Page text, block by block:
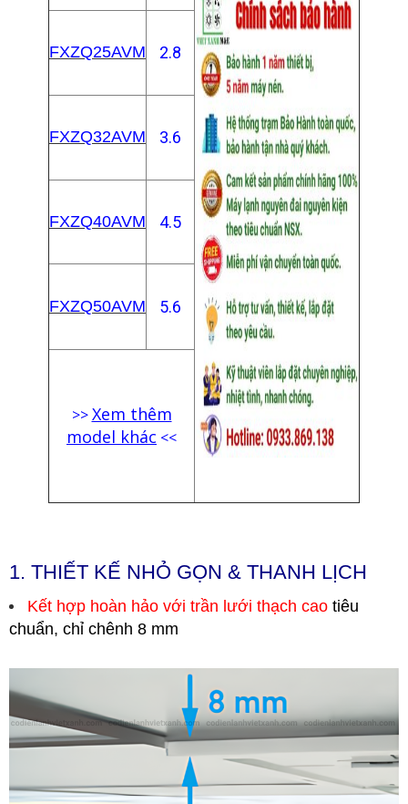
FXZQ25AVM 2.8
FXZQ32AVM 3.6
FXZQ40AVM 4.5
FXZQ50AVM 5.6
>> Xem thêm
model khác <<
1. THIẾT KẾ NHỎ GỌN & THANH LỊCH
Kết hợp hoàn hảo với trần lưới thạch cao tiêu
chuẩn, chỉ chênh 8 mm